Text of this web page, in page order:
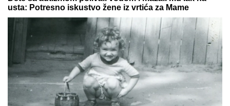
09. 08. 2026 08:03
NESTAO MLADIĆ (28) KOD BORČE! Otišao po drva pa
potonuo u mulj: Policija traga, ŽANDARMERIJA NA
TERENU